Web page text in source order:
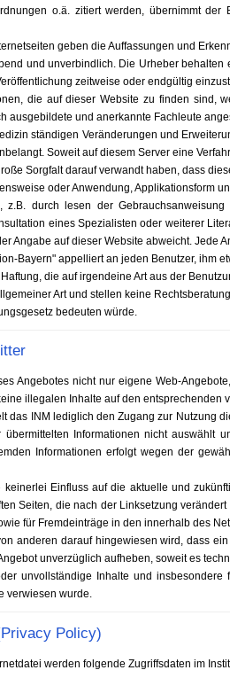
o.ä. zitiert werden, übernimmt
geben die Auffassungen und
und unverbindlich. Die Urheber
zeitweise oder endgültig
die auf dieser Website zu finden sind,
ausgebildete und anerkannte Fachleute
ständigen Veränderungen und
Soweit auf diesem Server eine
Sorgfalt darauf verwandt haben, dass
oder Anwendung, Applikationsform
z.B. durch lesen der
eines Spezialisten oder weiterer
Angabe auf dieser Website abweicht. Jede
Bayern" appelliert an jeden Benutzer, ihm
die auf irgendeine Art aus der
Art und stellen keine
bedeuten würde.
Angebotes nicht nur eigene Web-
illegalen Inhalte auf den
das INM lediglich den Zugang zur Nutzung
übermittelten Informationen nicht auswählt
Informationen erfolgt wegen der
keinerlei Einfluss auf die aktuelle und
Seiten, die nach der Linksetzung
für Fremdeinträge in den innerhalb des
anderen darauf hingewiesen wird, dass
unverzüglich aufheben, soweit es
unvollständige Inhalte und
verwiesen wurde.
Policy)
werden folgende Zugriffsdaten im